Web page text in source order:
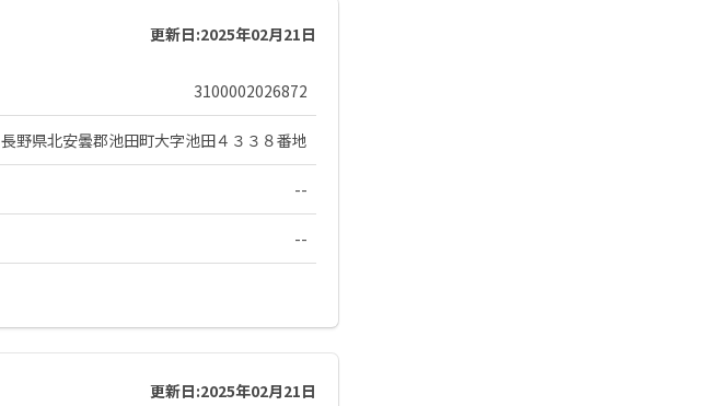
更新日:2025年02月21日
3100002026872
長野県北安曇郡池田町大字池田４３３８番地
--
--
更新日:2025年02月21日